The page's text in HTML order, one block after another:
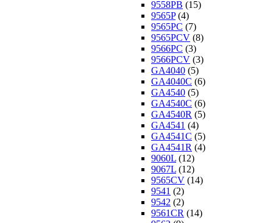
9558PB (15)
9565P (4)
9565PC (7)
9565PCV (8)
9566PC (3)
9566PCV (3)
GA4040 (5)
GA4040C (6)
GA4540 (5)
GA4540C (6)
GA4540R (5)
GA4541 (4)
GA4541C (5)
GA4541R (4)
9060L (12)
9067L (12)
9565CV (14)
9541 (2)
9542 (2)
9561CR (14)